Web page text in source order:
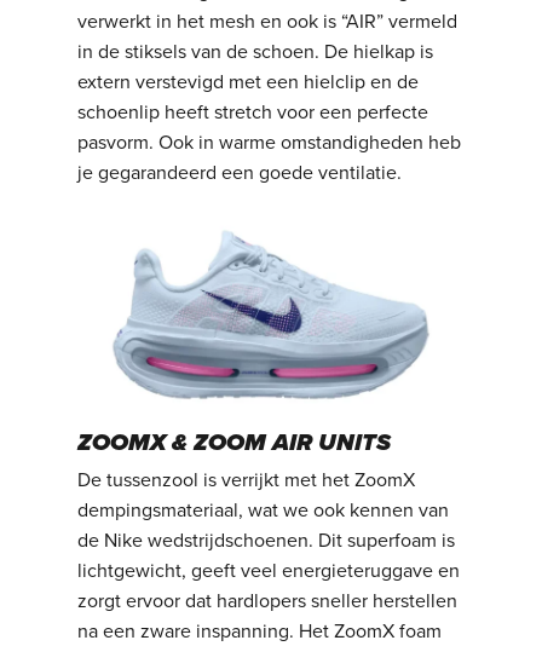
verwerkt in het mesh en ook is “AIR” vermeld
in de stiksels van de schoen. De hielkap is
extern verstevigd met een hielclip en de
schoenlip heeft stretch voor een perfecte
pasvorm. Ook in warme omstandigheden heb
je gegarandeerd een goede ventilatie.
ZOOMX & ZOOM AIR UNITS
De tussenzool is verrijkt met het ZoomX
dempingsmateriaal, wat we ook kennen van
de Nike wedstrijdschoenen. Dit superfoam is
lichtgewicht, geeft veel energieteruggave en
zorgt ervoor dat hardlopers sneller herstellen
na een zware inspanning. Het ZoomX foam